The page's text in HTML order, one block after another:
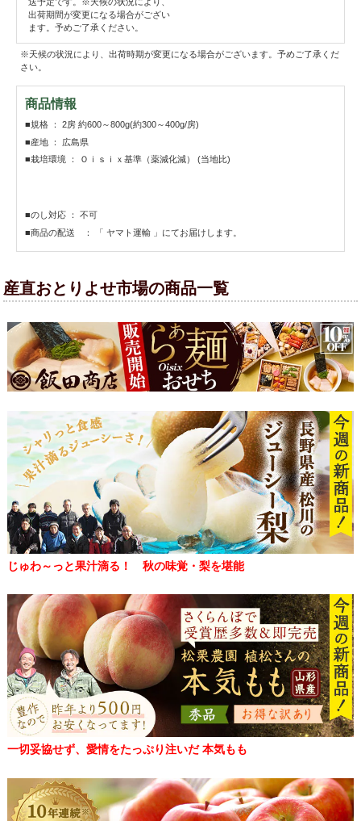
出荷期間が変更になる場合がござい
ます。予めご了承ください。
※天候の状況により、出荷時期が変更になる場合がございます。予めご了承くだ
さい。
商品情報
■規格 ： 2房 約600～800g(約300～400g/房)
■産地 ： 広島県
■栽培環境 ： Ｏｉｓｉｘ基準（薬減化減） (当地比)
■のし対応 ： 不可
■商品の配送 ： 「 ヤマト運輸 」にてお届けします。
産直おとりよせ市場の商品一覧
じゅわ～っと果汁滴る！ 秋の味覚・梨を堪能
一切妥協せず、愛情をたっぷり注いだ 本気もも